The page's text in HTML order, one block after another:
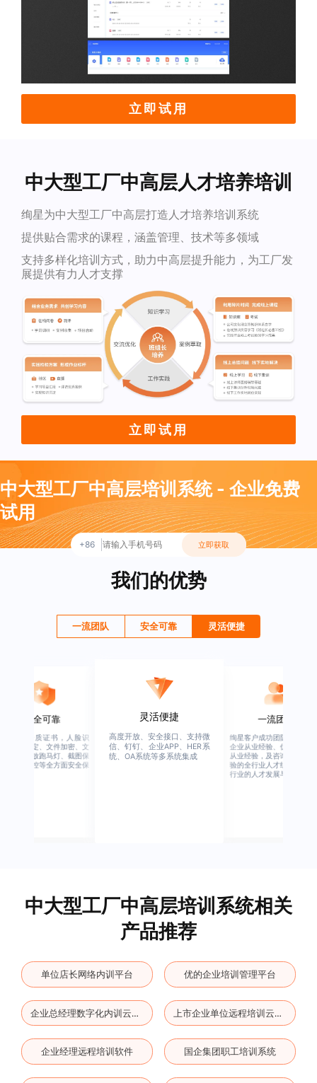
立即试用
中大型工厂中高层人才培养培训
绚星为中大型工厂中高层打造人才培养培训系统
提供贴合需求的课程，涵盖管理、技术等多领域
支持多样化培训方式，助力中高层提升能力，为工厂发
展提供有力人才支撑
立即试用
中大型工厂中高层培训系统 - 企业免费
试用
+86 立即获取
我们的优势
一流团队 安全可靠 灵活便捷
安全可靠
业权威资质证书，人脸识
、设备绑定、文件加密、文
水印、播放跑马灯、截图保
、权限管控等全方面安全保
灵活便捷
高度开放、安全接口、支持微
信、钉钉、企业APP、HER系
统、OA系统等多系统集成
一流团队
绚星客户成功团队，由有多
企业从业经验、优秀培训机
从业经验，及咨询公司从业
验的全行业人才组成，涉猎
行业的人才发展与培养模块
中大型工厂中高层培训系统相关
产品推荐
单位店长网络内训平台 优的企业培训管理平台
企业总经理数字化内训云平台 上市企业单位远程培训云平台
企业经理远程培训软件 国企集团职工培训系统